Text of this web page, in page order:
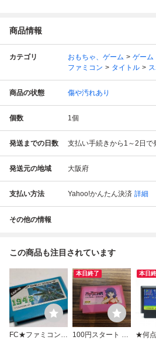
商品情報
カテゴリ おもちゃ、ゲーム ゲーム
ファミコン
タイトル
商品の状態 傷や汚れあり
個数 1個
発送までの日数 支払い手続きから1～2日で
発送元の地域 大阪府
支払い方法 Yahoo!かんたん決済 詳細
その他の情報
この商品も注目されています
FC★ファミコン★
本日終了
100円スタート 動
本日
★何